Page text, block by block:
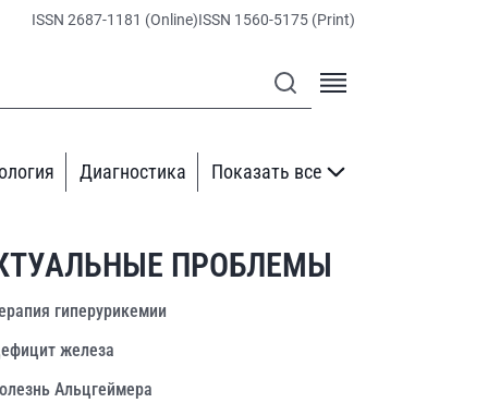
ISSN 2687-1181 (Online)ISSN 1560-5175 (Print)
Диагностика Показать все
ПРОБЛЕМЫ
гиперурикемии
железа
Альцгеймера